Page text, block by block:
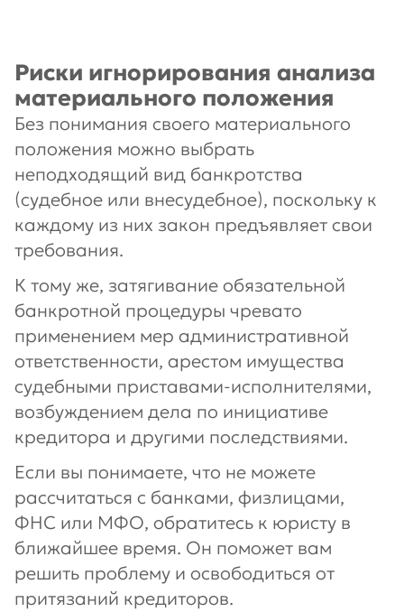
Риски игнорирования анализа
материального положения
Без понимания своего материального
положения можно выбрать
неподходящий вид банкротства
(судебное или внесудебное), поскольку к
каждому из них закон предъявляет свои
требования.
К тому же, затягивание обязательной
банкротной процедуры чревато
применением мер административной
ответственности, арестом имущества
судебными приставами-исполнителями,
возбуждением дела по инициативе
кредитора и другими последствиями.
Если вы понимаете, что не можете
рассчитаться с банками, физлицами,
ФНС или МФО, обратитесь к юристу в
ближайшее время. Он поможет вам
решить проблему и освободиться от
притязаний кредиторов.